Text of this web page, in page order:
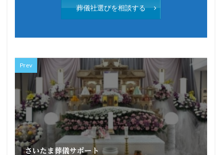
葬儀社選びを相談する
Prev
さいたま葬儀サポート